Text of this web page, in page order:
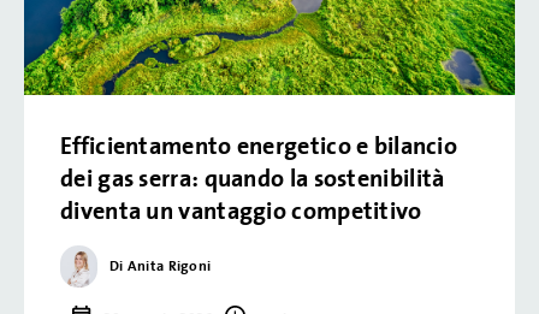
Efficientamento energetico e bilancio
dei gas serra: quando la sostenibilità
diventa un vantaggio competitivo
Di Anita Rigoni